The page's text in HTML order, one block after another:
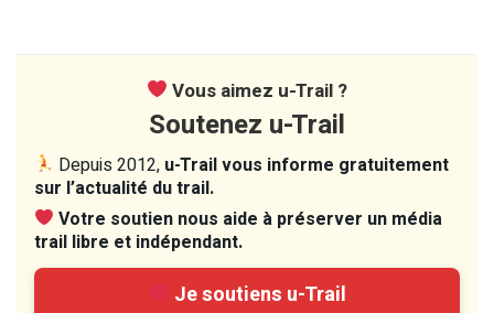
Vous aimez u-Trail ?
Soutenez u-Trail
Depuis 2012, u-Trail vous informe gratuitement
sur l’actualité du trail.
Votre soutien nous aide à préserver un média
trail libre et indépendant.
Je soutiens u-Trail